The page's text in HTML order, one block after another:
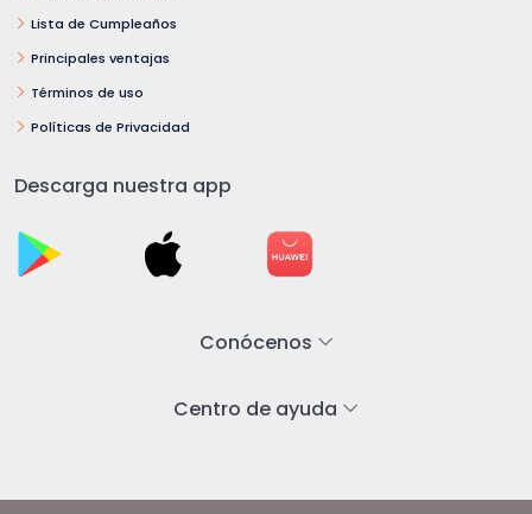
Lista de Cumpleaños
Principales ventajas
Términos de uso
Políticas de Privacidad
Descarga nuestra app
Conócenos
Centro de ayuda